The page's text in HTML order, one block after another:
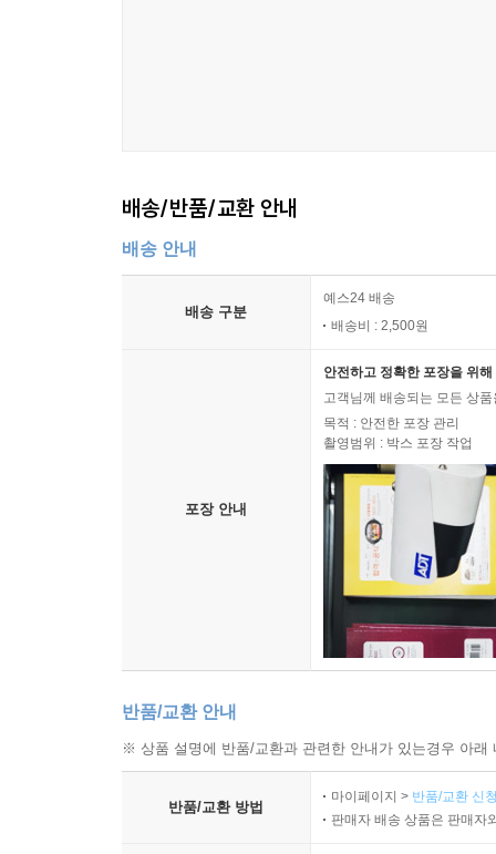
배송/반품/교환 안내
배송 안내
배송 구분
예스24 배송
배송비 : 2,500원
포장 안내
안전하고 정확한 포장을 위
고객님께 배송되는 모든 상
목적 : 안전한 포장 관리
촬영범위 : 박스 포장 작업
반품/교환 안내
※ 상품 설명에 반품/교환과 관련한 안내가 있는경우 아
반품/교환 방법
마이페이지 > 반품/교환 신
판매자 배송 상품은 판매자